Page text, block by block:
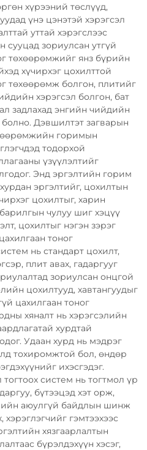
хүрээний төслүүд,
үнэ цэнэтэй хэрэгсэл
уттай хэрэгслээс
сууцад зориулсан утгүй
төхөөрөмжийг янз бүрийн
хүчирхэг цохилттой
төхөөрөмж болгон, плитийг
хэрэгсэл болгон, бат
задлахад энгийн чийдийн
Дэвшилтэт загварын
горимын
тодорхой
үзүүлэлтийг
Энд эргэлтийн горим
эргэлтийг, цохилтын
цохилтыг, харин
чулуу шиг хэцүү
цохилтыг нэгэн зэрэг
тоног
нь стандарт цохилт,
плит авах, гадаргууг
зориулсан онцгой
цохилтууд, хавтангуудыг
цахилгаан тоног
хяналт нь хэрэгсэлийн
хурдтай
Удаан хурд нь мэдрэг
тохиромжтой бол, өндөр
ихэсгэдэг.
систем нь тогтмол үр
бүтээцэд хэт орж,
аюулгүй байдлын шинж
гэмтээхээс
хязгаарлалтын
бүрэлдэхүүн хэсэг,